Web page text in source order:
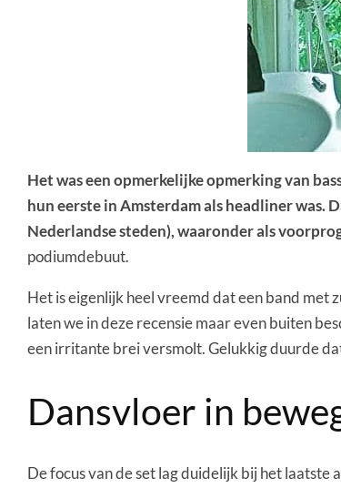
Het was een opmerkelijke opmerking van
hun eerste in Amsterdam als headliner was.
Nederlandse steden), waaronder als
podiumdebuut.
Het is eigenlijk heel vreemd dat een band met
laten we in deze recensie maar even buiten
een irritante brei versmolt. Gelukkig duurde
Dansvloer in
De focus van de set lag duidelijk bij het